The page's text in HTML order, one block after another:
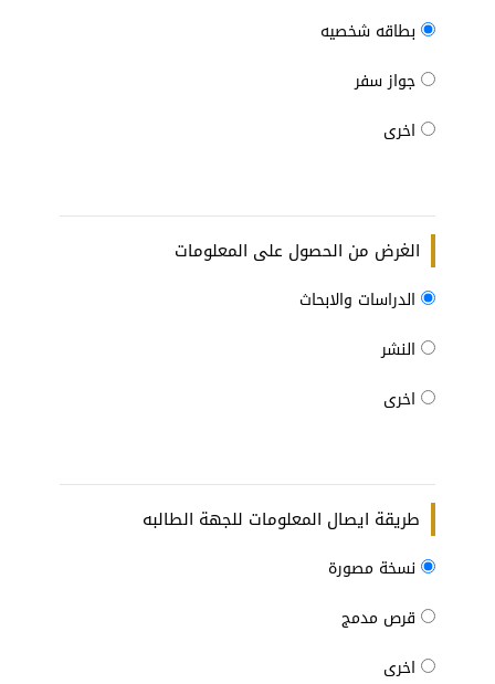
بطاقه شخصيه
جواز سفر
اخرى
الغرض من الحصول على المعلومات
الدراسات والابحاث
النشر
اخرى
طريقة ايصال المعلومات للجهة الطالبه
نسخة مصورة
قرص مدمج
اخرى